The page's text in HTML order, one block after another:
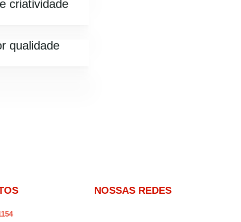
criatividade
qualidade
NOSSAS REDES